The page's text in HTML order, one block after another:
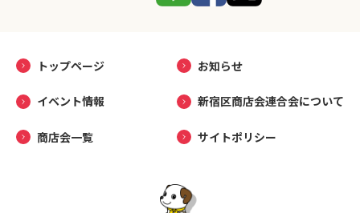
トップページ お知らせ
イベント情報 新宿区商店会連合会について
商店会一覧 サイトポリシー